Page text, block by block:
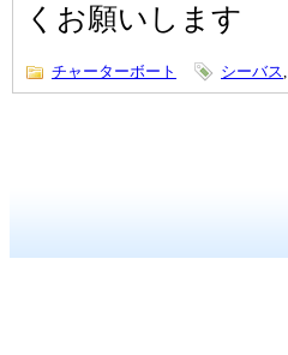
くお願いします
チャーターボート シーバス,